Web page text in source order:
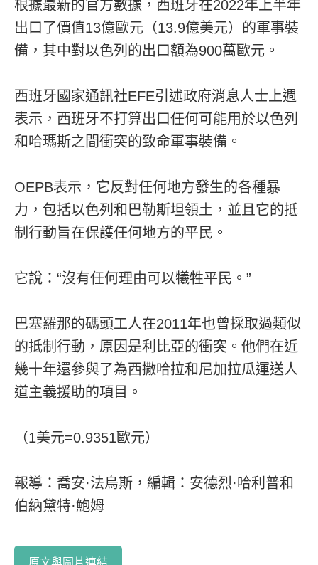
根據最新的官方數據，西班牙在2022年上半年
出口了價值13億歐元（13.9億美元）的軍事裝
備，其中對以色列的出口額為900萬歐元。
西班牙國家通訊社EFE引述政府消息人士上週
表示，西班牙不打算出口任何可能用於以色列
和哈瑪斯之間衝突的致命軍事裝備。
OEPB表示，它反對任何地方發生的各種暴
力，包括以色列和巴勒斯坦領土，並且它的抵
制行動旨在保護任何地方的平民。
它說：“沒有任何理由可以犧牲平民。”
巴塞羅那的碼頭工人在2011年也曾採取過類似
的抵制行動，原因是利比亞的衝突。他們在近
幾十年還參與了為西撒哈拉和尼加拉瓜運送人
道主義援助的項目。
（1美元=0.9351歐元）
報導：喬安·法烏斯，編輯：安德烈·哈利普和
伯納黛特·鮑姆
原文與圖片連結